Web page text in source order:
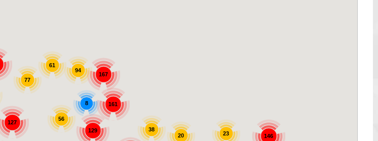
167
56
127
77
94
61
161
38
23
146
20
129
8